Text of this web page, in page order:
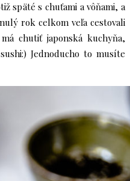
späté s chuťami a vôňami, a
rok celkom veľa cestovali
chutiť japonská kuchyňa,
Jednoducho to musíte